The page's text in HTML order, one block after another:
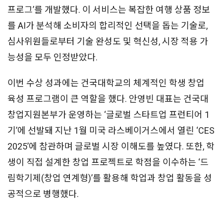
프로그’를 개발했다. 이 서비스는 복잡한 여행 상품 정보
를 AI가 분석해 소비자의 합리적인 선택을 돕는 기술로,
심사위원들로부터 기술 완성도 및 혁신성, 시장 적용 가
능성을 모두 인정받았다.
이번 수상 성과에는 건국대학교의 체계적인 학생 창업
육성 프로그램이 큰 역할을 했다. 안영빈 대표는 건국대
창업지원본부가 운영하는 ‘글로벌 스타트업 프런티어 1
기’에 선발돼 지난 1월 미국 라스베이거스에서 열린 ‘CES
2025’에 참관하며 글로벌 시장 이해도를 높였다. 또한, 학
생이 직접 설계한 창업 프로젝트로 학점을 이수하는 ‘드
림학기제(창업 연계형)’를 활용해 학업과 창업 활동을 성
공적으로 병행했다.